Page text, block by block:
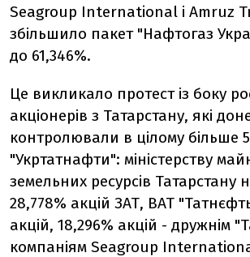
Seagroup International і Amruz
збільшило пакет "Нафтогаз
до 61,346%.
Це викликало протест із боку
акціонерів з Татарстану, які
контролювали в цілому більше
"Укртатнафти": міністерству
земельних ресурсів Татарстану
28,778% акцій ЗАТ, ВАТ
акцій, 18,296% акцій - дружнім
компаніям Seagroup